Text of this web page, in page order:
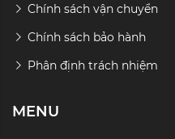
Chính sách vận chuyển
Chính sách bảo hành
Phân định trách nhiệm
MENU